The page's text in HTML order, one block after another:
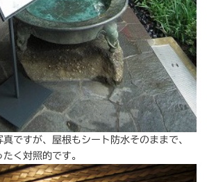
ですが、屋根もシート防水そのままで、
く対照的です。